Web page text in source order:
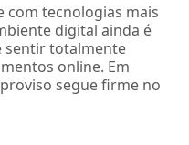
tecnologias mais
digital ainda é
sentir totalmente
online. Em
segue firme no